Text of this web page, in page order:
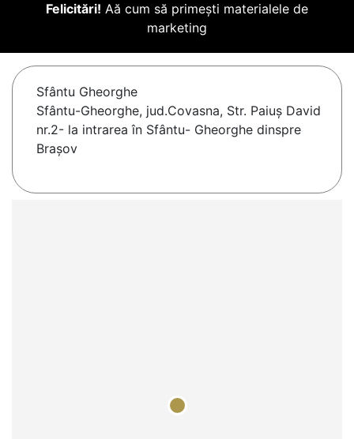
Felicitări! Aă cum să primești materialele de
marketing
Sfântu Gheorghe
Sfântu-Gheorghe, jud.Covasna, Str. Paiuş David
nr.2- la intrarea în Sfântu- Gheorghe dinspre
Braşov